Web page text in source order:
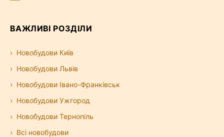
ВАЖЛИВІ РОЗДІЛИ
Новобудови Київ
Новобудови Львів
Новобудови Івано-Франківськ
Новобудови Ужгород
Новобудови Тернопіль
Всі новобудови